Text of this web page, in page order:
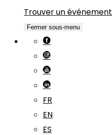
Trouver un événement
Fermer sous-menu
FR
EN
ES